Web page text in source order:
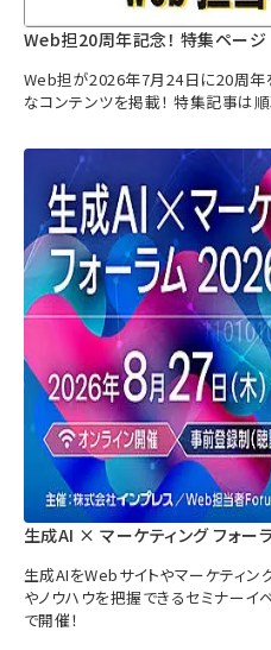
Web担20周年記念！ 特集ページ
Web担が2026年7月24日に20周年
なコンテンツを掲載！ 特集記事は
生成AI × マーケティング フォー
生成AIをWebサイトやマーケティ
やノウハウを把握できるセミナーイ
で開催！